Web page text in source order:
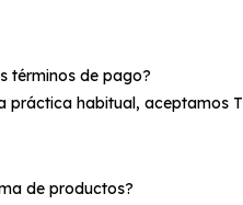
términos de pago?
práctica habitual,
de productos?